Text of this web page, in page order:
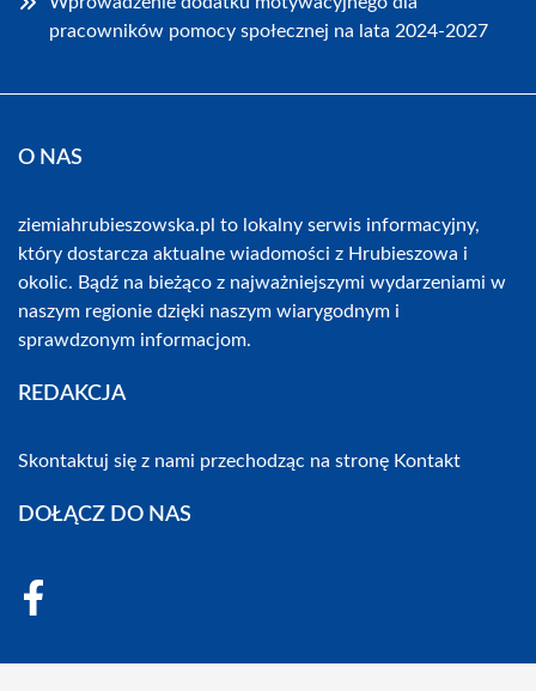
pracowników pomocy społecznej na lata 2024-2027
O NAS
ziemiahrubieszowska.pl to lokalny serwis informacyjny,
który dostarcza aktualne wiadomości z Hrubieszowa i
okolic. Bądź na bieżąco z najważniejszymi wydarzeniami w
naszym regionie dzięki naszym wiarygodnym i
sprawdzonym informacjom.
REDAKCJA
Skontaktuj się z nami przechodząc na stronę Kontakt
DOŁĄCZ DO NAS